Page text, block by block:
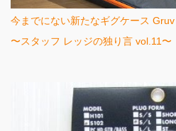
今までにない新たなギグケース
〜スタッフ レッジの独り言 vol.11〜